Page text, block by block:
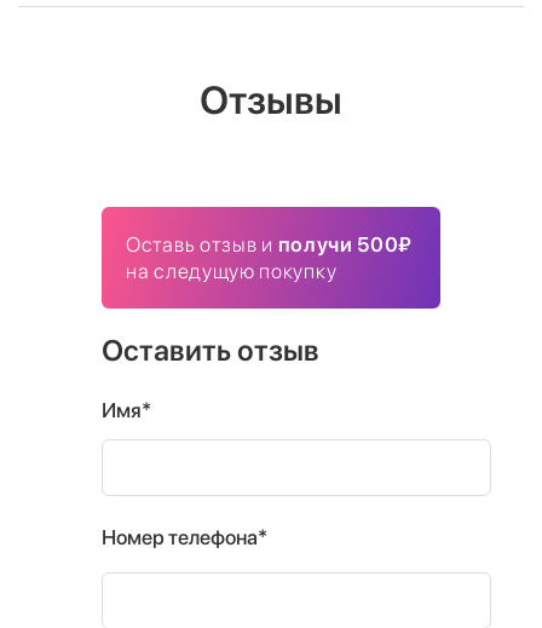
Отзывы
Оставь отзыв и получи 500₽
на следущую покупку
Оставить отзыв
Имя*
Номер телефона*